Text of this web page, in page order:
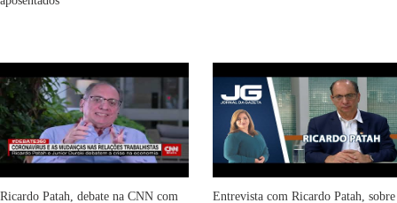
Ricardo Patah, debate na CNN com
Entrevista com Ricardo Patah, sobre